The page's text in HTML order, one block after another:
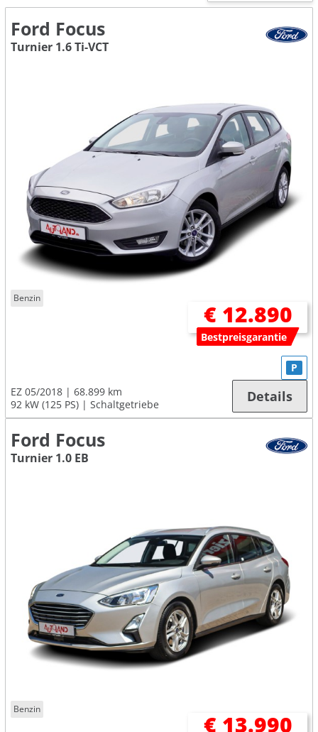
Ford Focus
Turnier 1.6 Ti-VCT
Benzin
€ 12.890
Bestpreisgarantie
EZ 05/2018
68.899 km
92 kW (125 PS)
Schaltgetriebe
P
Details
Ford Focus
Turnier 1.0 EB
Benzin
€ 13.990